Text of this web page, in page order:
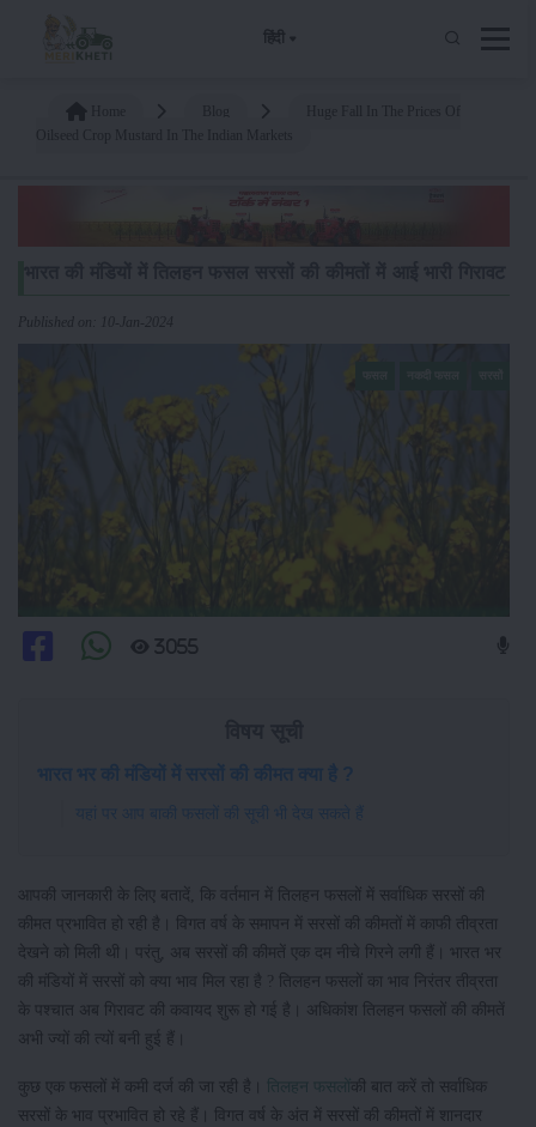
हिंदी
Published on: 10-Jan-2024
3055
भारत भर की मंडियों में सरसों की कीमत क्या है ?
यहां पर आप बाकी फसलों की सूची भी देख सकते हैं
आपकी जानकारी के लिए बतादें, कि वर्तमान में तिलहन फसलों में सर्वाधिक सरसों की
कीमत प्रभावित हो रही है। विगत वर्ष के समापन में सरसों की कीमतों में काफी तीव्रता
देखने को मिली थी। परंतु, अब सरसों की कीमतें एक दम नीचे गिरने लगी हैं। भारत भर
की मंडियों में सरसों को क्या भाव मिल रहा है ? तिलहन फसलों का भाव निरंतर तीव्रता
के पश्चात अब गिरावट की कवायद शुरू हो गई है। अधिकांश तिलहन फसलों की कीमतें
अभी ज्यों की त्यों बनी हुई हैं।
कुछ एक फसलों में कमी दर्ज की जा रही है। तिलहन फसलों की बात करें तो सर्वाधिक
सरसों के भाव प्रभावित हो रहे हैं। विगत वर्ष के अंत में सरसों की कीमतों में शानदार